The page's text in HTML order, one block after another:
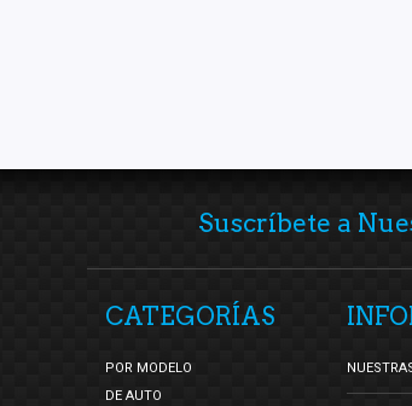
Suscríbete a
CATEGORÍAS
POR MODELO
DE AUTO